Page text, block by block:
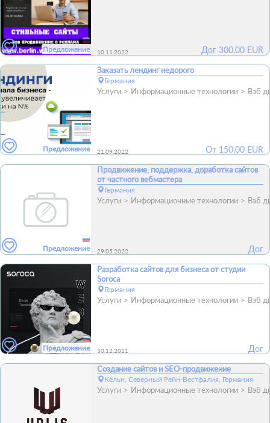
Предложение 10.11.2022 Дог 300,00 EUR
Предложение
Заказать лендинг недорого
Германия
Услуги Информационные технологии Вэб
21.09.2022 От 150,00 EUR
Предложение
Продвижение, поддержка, доработка сайтов
от частного вебмастера
Германия
Услуги Информационные технологии Вэб
29.05.2022 Дог
Предложение
Разработка сайтов для бизнеса от студии
Soroca
Германия
Услуги Информационные технологии Вэб
30.12.2021 Дог
Создание сайтов и SEO-продвижение
Кёльн, Северный Рейн-Вестфалия, Германия
Услуги Информационные технологии Вэб